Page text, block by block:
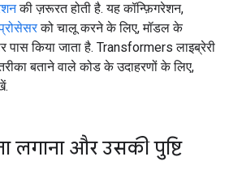
की ज़रूरत होती है. यह कॉन्फ़िगरेशन,
को चालू करने के लिए, मॉडल के
पास किया जाता है. Transformers लाइब्रेरी
बताने वाले कोड के उदाहरणों के लिए,
लगाना और उसकी पुष्टि